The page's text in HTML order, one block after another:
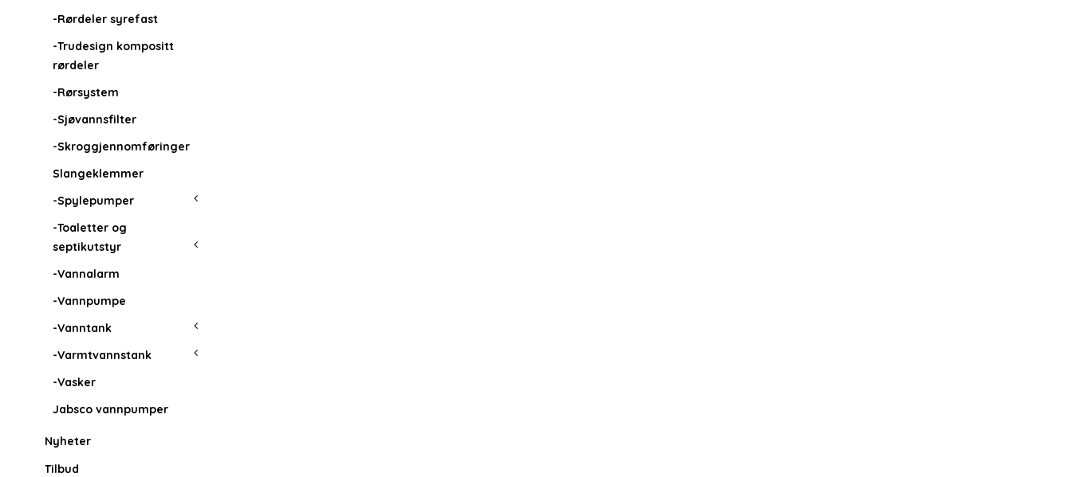
-Rørdeler syrefast
-Trudesign kompositt
rørdeler
-Rørsystem
-Sjøvannsfilter
-Skroggjennomføringer
Slangeklemmer
-Spylepumper
-Toaletter og
septikutstyr
-Vannalarm
-Vannpumpe
-Vanntank
-Varmtvannstank
-Vasker
Jabsco vannpumper
Nyheter
Tilbud